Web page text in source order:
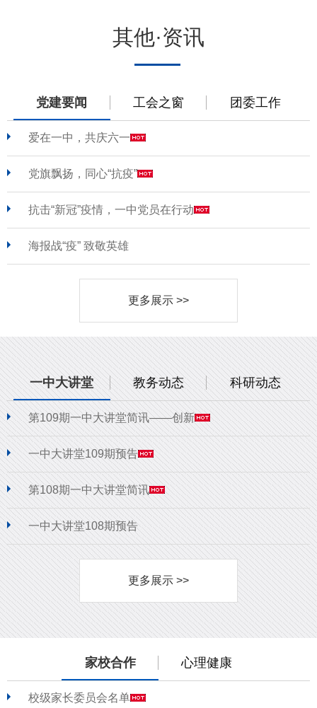
其他·资讯
党建要闻 工会之窗 团委工作
爱在一中，共庆六一
党旗飘扬，同心“抗疫”
抗击“新冠”疫情，一中党员在行动
海报战“疫” 致敬英雄
更多展示 >>
一中大讲堂 教务动态 科研动态
第109期一中大讲堂简讯——创新
一中大讲堂109期预告
第108期一中大讲堂简讯
一中大讲堂108期预告
更多展示 >>
家校合作 心理健康
校级家长委员会名单